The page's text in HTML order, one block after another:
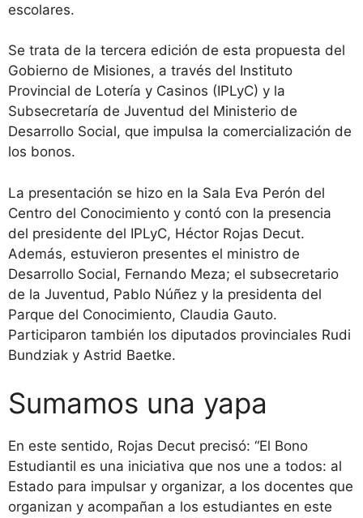
escolares.
Se trata de la tercera edición de esta propuesta del
Gobierno de Misiones, a través del Instituto
Provincial de Lotería y Casinos (IPLyC) y la
Subsecretaría de Juventud del Ministerio de
Desarrollo Social, que impulsa la comercialización de
los bonos.
La presentación se hizo en la Sala Eva Perón del
Centro del Conocimiento y contó con la presencia
del presidente del IPLyC, Héctor Rojas Decut.
Además, estuvieron presentes el ministro de
Desarrollo Social, Fernando Meza; el subsecretario
de la Juventud, Pablo Núñez y la presidenta del
Parque del Conocimiento, Claudia Gauto.
Participaron también los diputados provinciales Rudi
Bundziak y Astrid Baetke.
Sumamos una yapa
En este sentido, Rojas Decut precisó: “El Bono
Estudiantil es una iniciativa que nos une a todos: al
Estado para impulsar y organizar, a los docentes que
organizan y acompañan a los estudiantes en este